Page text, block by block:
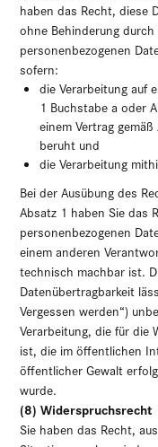
haben das Recht, diese
ohne Behinderung
personenbezogenen
sofern:
die Verarbeitung auf
1 Buchstabe a oder
einem Vertrag
beruht und
die Verarbeitung
Bei der Ausübung des
Absatz 1 haben Sie das
personenbezogenen
einem anderen
technisch machbar ist.
Datenübertragbarkeit
Vergessen werden“)
Verarbeitung, die für die
ist, die im öffentlichen
öffentlicher Gewalt
wurde.
(8) Widerspruchsrecht
Sie haben das Recht,